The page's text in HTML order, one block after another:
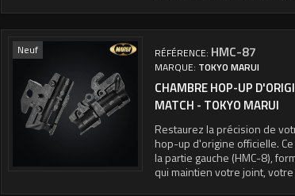
Neuf RÉFÉRENCE: HMC-87
MARQUE: TOKYO MARUI
CHAMBRE HOP-UP
MATCH - TOKYO MARUI
Restaurez la précision de
hop-up d'origine officielle.
la partie gauche (HMC-8),
qui maintien votre joint,